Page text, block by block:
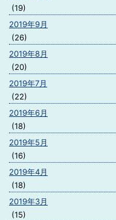
(19)
2019年9月
(26)
2019年8月
(20)
2019年7月
(22)
2019年6月
(18)
2019年5月
(16)
2019年4月
(18)
2019年3月
(15)